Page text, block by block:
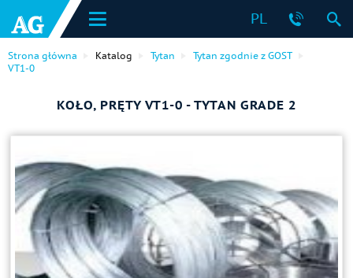
PL
Strona główna Katalog Tytan
Tytan zgodnie z GOST
VT1-0
KOŁO, PRĘTY VT1-0 - TYTAN GRADE 2